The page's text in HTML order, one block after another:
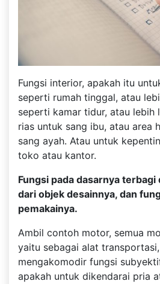
Fungsi interior, apakah itu
seperti rumah tinggal, atau
seperti kamar tidur, atau lebih
rias untuk sang ibu, atau area
sang ayah. Atau untuk
toko atau kantor.
Fungsi pada dasarnya
dari objek desainnya, dan
pemakainya.
Ambil contoh motor, semua
yaitu sebagai alat
mengakomodir fungsi
apakah untuk dikendarai pria